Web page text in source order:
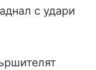
с удари